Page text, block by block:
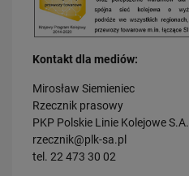
Kontakt dla mediów:
Mirosław Siemieniec
Rzecznik prasowy
PKP Polskie Linie Kolejowe S.A.
rzecznik@plk-sa.pl
tel. 22 473 30 02
PRZECZYTAJ